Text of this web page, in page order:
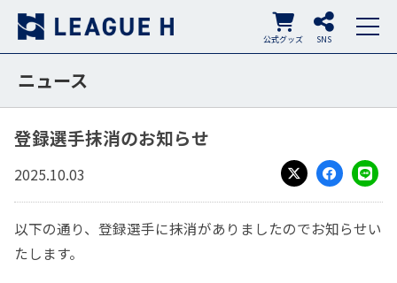
SNS
公式グッズ
ニュース
登録選手抹消のお知らせ
2025.10.03
X
Facebook
LINE
以下の通り、登録選手に抹消がありましたのでお知らせい
たします。